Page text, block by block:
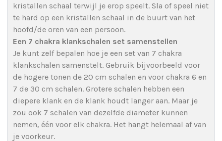
kristallen schaal terwijl je erop speelt. Sla of speel niet
te hard op een kristallen schaal in de buurt van het
hoofd/de oren van een persoon.
Een 7 chakra klankschalen set samenstellen
Je kunt zelf bepalen hoe je een set van 7 chakra
klankschalen samenstelt. Gebruik bijvoorbeeld voor
de hogere tonen de 20 cm schalen en voor chakra 6 en
7 de 30 cm schalen. Grotere schalen hebben een
diepere klank en de klank houdt langer aan. Maar je
zou ook 7 schalen van dezelfde diameter kunnen
nemen, één voor elk chakra. Het hangt helemaal af van
je voorkeur.